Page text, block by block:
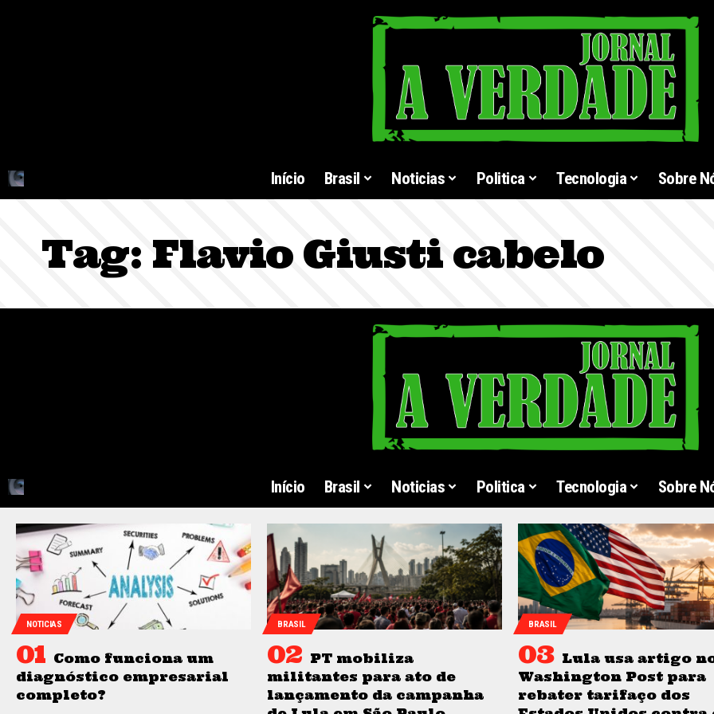
Início Brasil Noticias Politica Tecnologia Sobre
Tag: Flavio Giusti cabelo
Início Brasil Noticias Politica Tecnologia Sobre
NOTICIAS
Como funciona um
diagnóstico empresarial
completo?
BRASIL
PT mobiliza
militantes para ato de
lançamento da campanha
BRASIL
Lula usa artigo
Washington Post para
rebater tarifaço dos